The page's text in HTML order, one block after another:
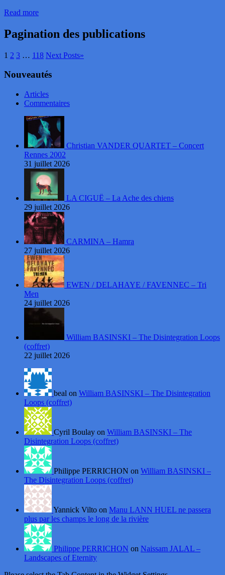
Read more
Pagination des publications
1 2 3 … 118 Next Posts»
Nouveautés
Articles
Commentaires
Christian VANDER QUARTET – Concert
Rennes 2002
31 juillet 2026
LA CIGUË – La Ache des chiens
29 juillet 2026
CARMINA – Hamra
27 juillet 2026
EWEN / DELAHAYE / FAVENNEC – Tri
Men
24 juillet 2026
William BASINSKI – The Disintegration Loops
(coffret)
22 juillet 2026
beal on William BASINSKI – The Disintegration
Loops (coffret)
Cyril Boulay on William BASINSKI – The
Disintegration Loops (coffret)
Philippe PERRICHON on William BASINSKI –
The Disintegration Loops (coffret)
Yannick Vilto on Manu LANN HUEL ne passera
plus par les champs le long de la rivière
Philippe PERRICHON on Naissam JALAL –
Landscapes of Eternity